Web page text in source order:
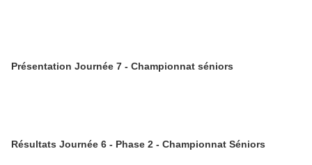
Présentation Journée 7 - Championnat séniors
Résultats Journée 6 - Phase 2 - Championnat Séniors